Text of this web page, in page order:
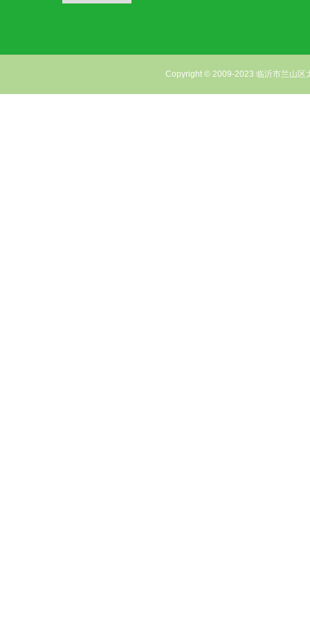
Copyright © 2009-2023 临沂市兰山